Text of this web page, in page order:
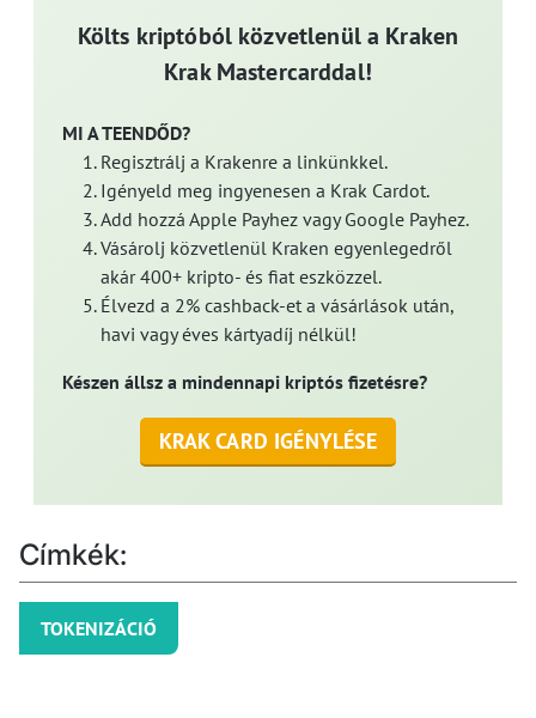
Költs kriptóból közvetlenül a Kraken
Krak Mastercarddal!
MI A TEENDŐD?
Regisztrálj a Krakenre a linkünkkel.
Igényeld meg ingyenesen a Krak Cardot.
Add hozzá Apple Payhez vagy Google Payhez.
Vásárolj közvetlenül Kraken egyenlegedről
akár 400+ kripto- és fiat eszközzel.
Élvezd a 2% cashback-et a vásárlások után,
havi vagy éves kártyadíj nélkül!
Készen állsz a mindennapi kriptós fizetésre?
KRAK CARD IGÉNYLÉSE
Címkék:
TOKENIZÁCIÓ